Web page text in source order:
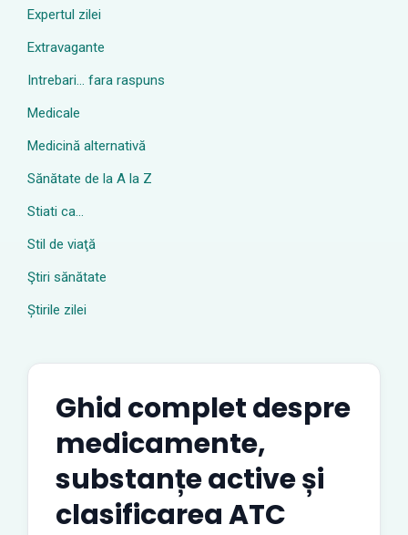
Expertul zilei
Extravagante
Intrebari… fara raspuns
Medicale
Medicină alternativă
Sănătate de la A la Z
Stiati ca…
Stil de viaţă
Ştiri sănătate
Știrile zilei
Ghid complet despre
medicamente,
substanțe active și
clasificarea ATC